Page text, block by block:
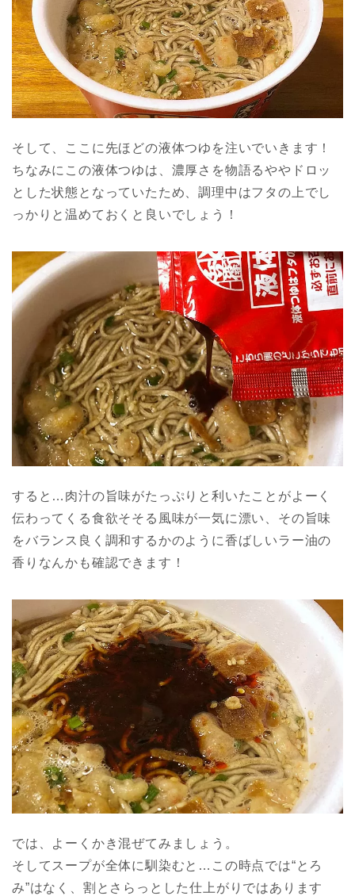
そして、ここに先ほどの液体つゆを注いでいきます！
ちなみにこの液体つゆは、濃厚さを物語るややドロッ
とした状態となっていたため、調理中はフタの上でし
っかりと温めておくと良いでしょう！
すると…肉汁の旨味がたっぷりと利いたことがよーく
伝わってくる食欲そそる風味が一気に漂い、その旨味
をバランス良く調和するかのように香ばしいラー油の
香りなんかも確認できます！
では、よーくかき混ぜてみましょう。
そしてスープが全体に馴染むと…この時点では“とろ
み”はなく、割とさらっとした仕上がりではあります